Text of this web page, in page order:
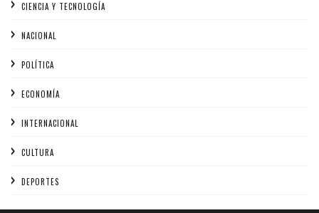
CIENCIA Y TECNOLOGÍA
NACIONAL
POLÍTICA
ECONOMÍA
INTERNACIONAL
CULTURA
DEPORTES